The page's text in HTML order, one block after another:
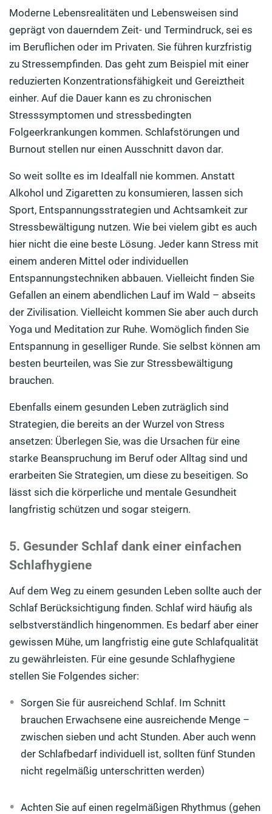
Moderne Lebensrealitäten und Lebensweisen sind
geprägt von dauerndem Zeit- und Termindruck, sei es
im Beruflichen oder im Privaten. Sie führen kurzfristig
zu Stressempfinden. Das geht zum Beispiel mit einer
reduzierten Konzentrationsfähigkeit und Gereiztheit
einher. Auf die Dauer kann es zu chronischen
Stresssymptomen und stressbedingten
Folgeerkrankungen kommen. Schlafstörungen und
Burnout stellen nur einen Ausschnitt davon dar.
So weit sollte es im Idealfall nie kommen. Anstatt
Alkohol und Zigaretten zu konsumieren, lassen sich
Sport, Entspannungsstrategien und Achtsamkeit zur
Stressbewältigung nutzen. Wie bei vielem gibt es auch
hier nicht die eine beste Lösung. Jeder kann Stress mit
einem anderen Mittel oder individuellen
Entspannungstechniken abbauen. Vielleicht finden Sie
Gefallen an einem abendlichen Lauf im Wald – abseits
der Zivilisation. Vielleicht kommen Sie aber auch durch
Yoga und Meditation zur Ruhe. Womöglich finden Sie
Entspannung in geselliger Runde. Sie selbst können am
besten beurteilen, was Sie zur Stressbewältigung
brauchen.
Ebenfalls einem gesunden Leben zuträglich sind
Strategien, die bereits an der Wurzel von Stress
ansetzen: Überlegen Sie, was die Ursachen für eine
starke Beanspruchung im Beruf oder Alltag sind und
erarbeiten Sie Strategien, um diese zu beseitigen. So
lässt sich die körperliche und mentale Gesundheit
langfristig schützen und sogar steigern.
5. Gesunder Schlaf dank einer einfachen
Schlafhygiene
Auf dem Weg zu einem gesunden Leben sollte auch der
Schlaf Berücksichtigung finden. Schlaf wird häufig als
selbstverständlich hingenommen. Es bedarf aber einer
gewissen Mühe, um langfristig eine gute Schlafqualität
zu gewährleisten. Für eine gesunde Schlafhygiene
stellen Sie Folgendes sicher:
Sorgen Sie für ausreichend Schlaf. Im Schnitt
brauchen Erwachsene eine ausreichende Menge –
zwischen sieben und acht Stunden. Aber auch wenn
der Schlafbedarf individuell ist, sollten fünf Stunden
nicht regelmäßig unterschritten werden)
Achten Sie auf einen regelmäßigen Rhythmus (gehen